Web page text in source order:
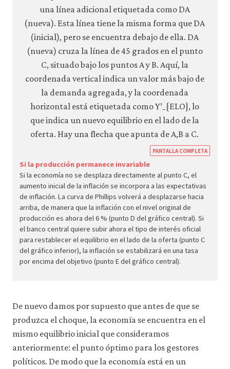
PANTALLA COMPLETA
Si la producción permanece invariable
Si la economía no se desplaza directamente al punto C, el
aumento inicial de la inflación se incorpora a las expectativas
de inflación. La curva de Phillips volverá a desplazarse hacia
arriba, de manera que la inflación con el nivel original de
producción es ahora del 6 % (punto D del gráfico central). Si
el banco central quiere subir ahora el tipo de interés oficial
para restablecer el equilibrio en el lado de la oferta (punto C
del gráfico inferior), la inflación se estabilizará en una tasa
por encima del objetivo (punto E del gráfico central).
De nuevo damos por supuesto que antes de que se
produzca el choque, la economía se encuentra en el
mismo equilibrio inicial que consideramos
anteriormente: el punto óptimo para los gestores
políticos. De modo que la economía está en un